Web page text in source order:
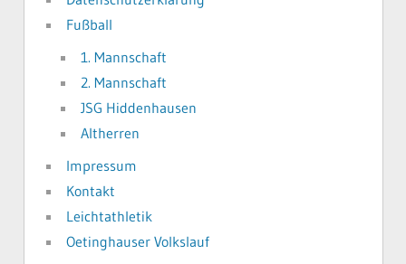
Fußball
1. Mannschaft
2. Mannschaft
JSG Hiddenhausen
Altherren
Impressum
Kontakt
Leichtathletik
Oetinghauser Volkslauf